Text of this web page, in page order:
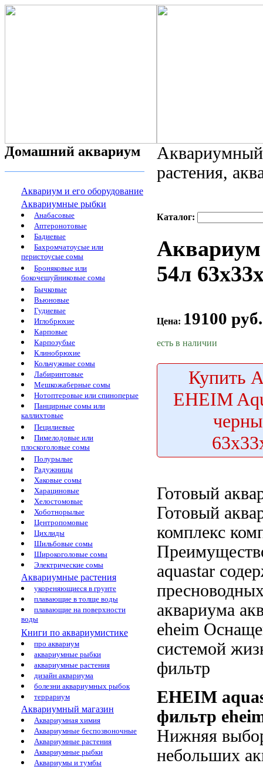
Домашний аквариум
Аквариум и его оборудование
Аквариумные рыбки
Анабасовые
Аптеронотовые
Бадиевые
Бахромчатоусые или
перистоусые сомы
Броняковые или
бокочешуйниковые сомы
Бычковые
Вьюновые
Гудиевые
Иглобрюхие
Карповые
Карпозубые
Клинобрюхие
Кольчужные сомы
Лабиринтовые
Мешкожаберные сомы
Нотоптеровые или спиноперые
Панцирные сомы или
каллихтовые
Пецилиевые
Пимелодовые или
плоскоголовые сомы
Полурылые
Радужницы
Хаковые сомы
Харациновые
Хелостомовые
Хоботнорылые
Центропомовые
Цихлиды
Шильбовые сомы
Широкоголовые сомы
Электрические сомы
Аквариумные растения
укореняющиеся в грунте
плавающие в толще воды
плавающие на поверхности
воды
Книги по аквариумистике
про аквариум
аквариумные рыбки
аквариумные растения
дизайн аквариума
болезни аквариумных рыбок
террариум
Аквариумный магазин
Аквариумная химия
Аквариумные беспозвоночные
Аквариумные растения
Аквариумные рыбки
Аквариумы и тумбы
растения,
Каталог:
54л
Цена: 19100 руб.
есть в наличии
Купить
EHEIM
Готовый
Готовый
комплекс
aquastar
аквариума
eheim
системой
фильтр
EHEIM
фильтр
Нижняя
небольших